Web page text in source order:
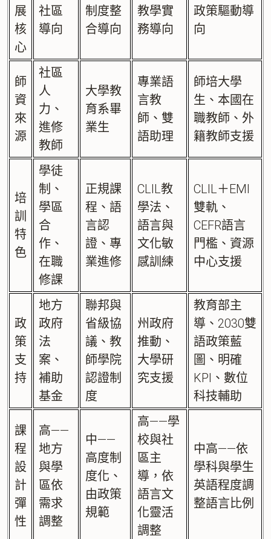
展
核
心
社區
導向
制度整
合導向
教學實
務導向
政策驅動導
向
師
資
來
源
社區
人
力、
進修
教師
大學教
育系畢
業生
專業語
言教
師、雙
語助理
師培大學
生、本國在
職教師、外
籍教師支援
培
訓
特
色
學徒
制、
學區
合
作、
在職
修課
正規課
程、語
言認
證、專
業進修
CLIL教
學法、
語言與
文化敏
感訓練
CLIL＋EMI
雙軌、
CEFR語言
門檻、資源
中心支援
政
策
支
持
地方
政府
法
案、
補助
基金
聯邦與
省級協
議、教
師學院
認證制
度
州政府
推動、
大學研
究支援
教育部主
導、2030雙
語政策藍
圖、明確
KPI、數位
科技輔助
課
程
設
計
彈
性
高——
地方
與學
區依
需求
調整
中——
高度制
度化、
由政策
規範
高——學
校與社
區主
導，依
語言文
化靈活
調整
中高——依
學科與學生
英語程度調
整語言比例